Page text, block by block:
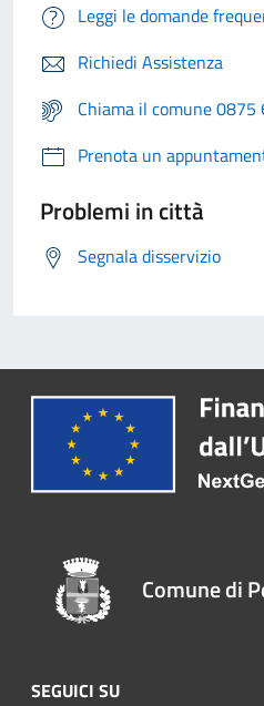
Leggi le domande
Richiedi Assistenza
Chiama il comune 0875
Prenota un
Problemi in città
Segnala disservizio
Comune di
SEGUICI SU